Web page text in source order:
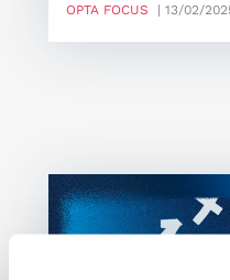
OPTA FOCUS | 13/02/